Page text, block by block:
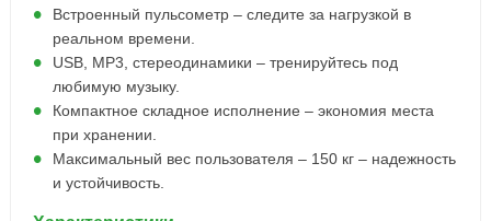
Встроенный пульсометр – следите за нагрузкой в
реальном времени.
USB, MP3, стереодинамики – тренируйтесь под
любимую музыку.
Компактное складное исполнение – экономия места
при хранении.
Максимальный вес пользователя – 150 кг – надежность
и устойчивость.